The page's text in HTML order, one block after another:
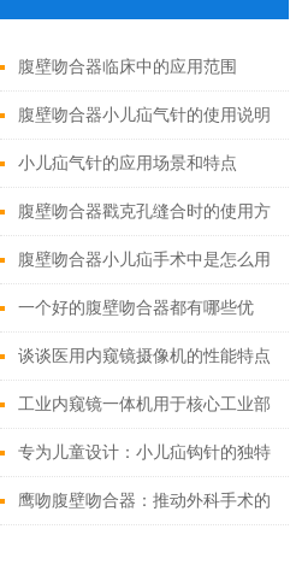
腹壁吻合器临床中的应用范围
腹壁吻合器小儿疝气针的使用说明
小儿疝气针的应用场景和特点
腹壁吻合器戳克孔缝合时的使用方
法
腹壁吻合器小儿疝手术中是怎么用
的
一个好的腹壁吻合器都有哪些优
点？
谈谈医用内窥镜摄像机的性能特点
和使用注意事项
工业内窥镜一体机用于核心工业部
门无损检测
专为儿童设计：小儿疝钩针的独特
之处
鹰吻腹壁吻合器：推动外科手术的